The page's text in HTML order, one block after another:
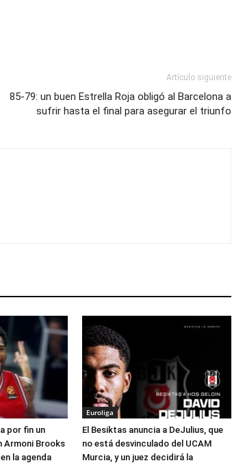
Artículo siguiente
85-79: un buen Estrella Roja obligó al Barcelona a
sufrir hasta el final para asegurar el triunfo
por fin un
Armoni Brooks
la agenda
Euroliga
El Besiktas anuncia a DeJulius, que
no está desvinculado del UCAM
Murcia, y un juez decidirá la